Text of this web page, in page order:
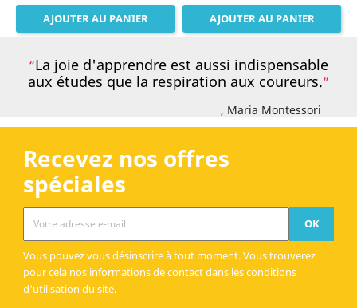
AJOUTER AU PANIER AJOUTER AU PANIER
La joie d'apprendre est aussi indispensable
aux études que la respiration aux coureurs.
, Maria Montessori
Recevez nos offres
spéciales
Vous pouvez vous désinscrire à tout moment. Vous trouverez
pour cela nos informations de contact dans les conditions
d'utilisation du site.